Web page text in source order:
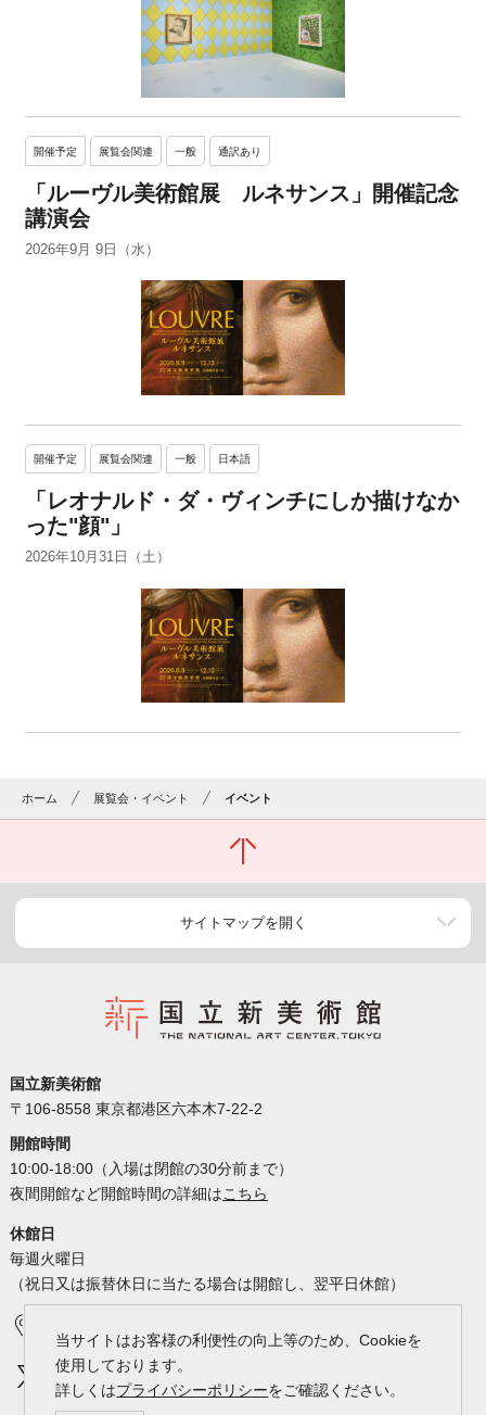
当サイトはお客様の利便性の向上等のため、Cookieを
使用しております。
詳しくはプライバシーポリシーをご確認ください。
開催予定 展覧会関連 一般 通訳あり
「ルーヴル美術館展 ルネサンス」開催記念
講演会
2026年9月 9日（水）
開催予定 展覧会関連 一般 日本語
「レオナルド・ダ・ヴィンチにしか描けなか
った"顔"」
2026年10月31日（土）
ホーム 展覧会・イベント イベント
サイトマップを開く
国立新美術館
〒106-8558 東京都港区六本木7-22-2
開館時間
10:00-18:00（入場は閉館の30分前まで）
夜間開館など開館時間の詳細はこちら
休館日
毎週火曜日
（祝日又は振替休日に当たる場合は開館し、翌平日休館）